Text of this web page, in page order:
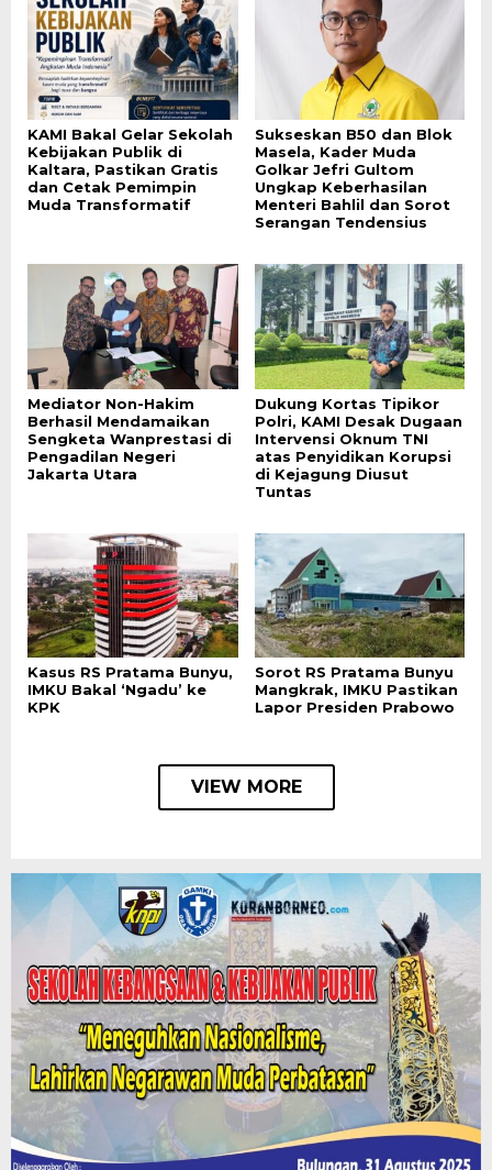
KAMI Bakal Gelar Sekolah
Kebijakan Publik di
Kaltara, Pastikan Gratis
dan Cetak Pemimpin
Muda Transformatif
Sukseskan B50 dan Blok
Masela, Kader Muda
Golkar Jefri Gultom
Ungkap Keberhasilan
Menteri Bahlil dan Sorot
Serangan Tendensius
Mediator Non-Hakim
Berhasil Mendamaikan
Sengketa Wanprestasi di
Pengadilan Negeri
Jakarta Utara
Dukung Kortas Tipikor
Polri, KAMI Desak Dugaan
Intervensi Oknum TNI
atas Penyidikan Korupsi
di Kejagung Diusut
Tuntas
Kasus RS Pratama Bunyu,
IMKU Bakal ‘Ngadu’ ke
KPK
Sorot RS Pratama Bunyu
Mangkrak, IMKU Pastikan
Lapor Presiden Prabowo
VIEW MORE